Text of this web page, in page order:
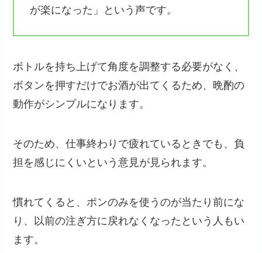
が楽になった」という声です。
ボトルを持ち上げて角度を調整する必要がなく、
ボタンを押すだけでお酒が出てくるため、晩酌の
動作がシンプルになります。
そのため、仕事終わりで疲れているときでも、負
担を感じにくいという意見が見られます。
慣れてくると、ポンのみを使うのが当たり前にな
り、以前の注ぎ方に戻れなくなったという人もい
ます。